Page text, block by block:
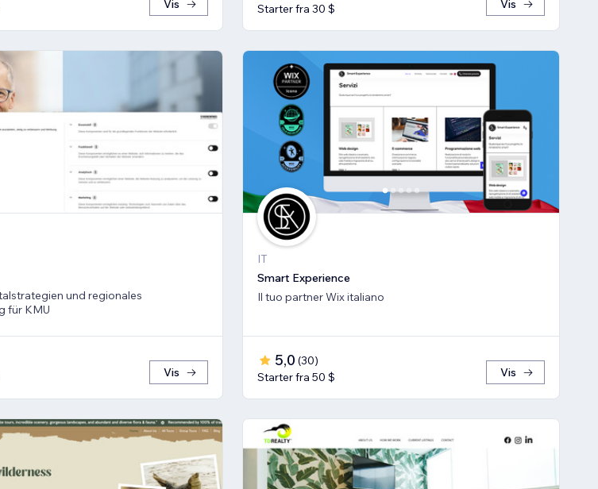
Vis
Starter fra 30 $
Vis
und regionales
für KMU
Vis
IT
Smart Experience
Il tuo partner Wix italiano
5,0 (30)
Starter fra 50 $
Vis